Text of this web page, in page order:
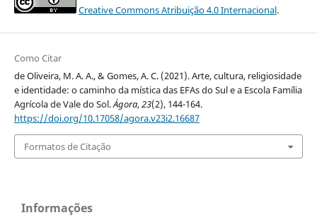
Creative Commons Atribuição 4.0 Internacional.
Como Citar
de Oliveira, M. A. A., & Gomes, A. C. (2021). Arte, cultura, religiosidade
e identidade: o caminho da mística das EFAs do Sul e a Escola Família
Agrícola de Vale do Sol.Ágora,23(2), 144-164.
https://doi.org/10.17058/agora.v23i2.16687
Formatos de Citação
Informações